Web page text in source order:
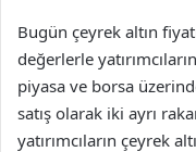
Bugün çeyrek altın
değerlerle
piyasa ve borsa
satış olarak iki ayrı
yatırımcıların çeyrek